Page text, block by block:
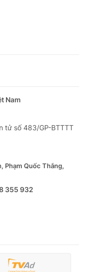
Nam
tử số 483/GP-BTTTT
Phạm Quốc Thắng,
355 932